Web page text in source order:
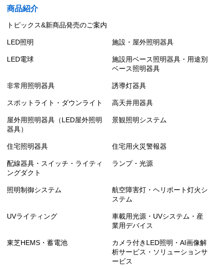
商品紹介
トピックス&新商品発売のご案内
LED照明 施設・屋外照明器具
LED電球
施設用ベース照明器具・用途別
ベース照明器具
非常用照明器具 誘導灯器具
スポットライト・ダウンライト 高天井用器具
屋外用照明器具（LED屋外照明
器具）
景観照明システム
住宅照明器具 住宅用火災警報器
配線器具・スイッチ・ライティ
ングダクト
ランプ・光源
照明制御システム
航空障害灯・ヘリポート灯火シ
ステム
UVライティング
車載用光源・UVシステム・産
業用デバイス
東芝HEMS・蓄電池
カメラ付きLED照明・AI画像解
析サービス・ソリューションサ
ービス